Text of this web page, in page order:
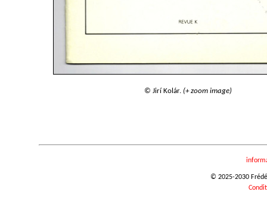
© Jirí Kolár. (+ zoom image)
© 2025-2030